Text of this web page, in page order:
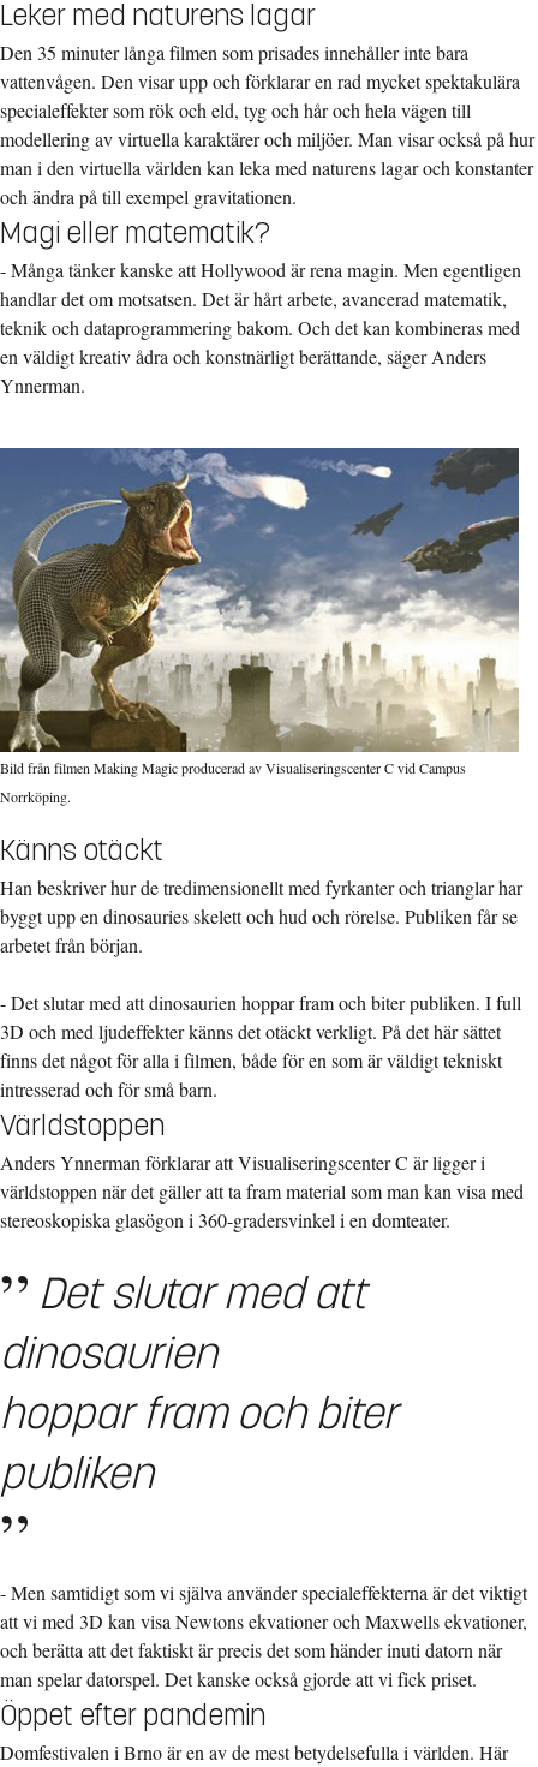
Leker med naturens lagar
Den 35 minuter långa filmen som prisades innehåller inte bara
vattenvågen. Den visar upp och förklarar en rad mycket spektakulära
specialeffekter som rök och eld, tyg och hår och hela vägen till
modellering av virtuella karaktärer och miljöer. Man visar också på hur
man i den virtuella världen kan leka med naturens lagar och konstanter
och ändra på till exempel gravitationen.
Magi eller matematik?
- Många tänker kanske att Hollywood är rena magin. Men egentligen
handlar det om motsatsen. Det är hårt arbete, avancerad matematik,
teknik och dataprogrammering bakom. Och det kan kombineras med
en väldigt kreativ ådra och konstnärligt berättande, säger Anders
Ynnerman.
Bild från filmen Making Magic producerad av Visualiseringscenter C vid Campus
Norrköping.
Känns otäckt
Han beskriver hur de tredimensionellt med fyrkanter och trianglar har
byggt upp en dinosauries skelett och hud och rörelse. Publiken får se
arbetet från början.
- Det slutar med att dinosaurien hoppar fram och biter publiken. I full
3D och med ljudeffekter känns det otäckt verkligt. På det här sättet
finns det något för alla i filmen, både för en som är väldigt tekniskt
intresserad och för små barn.
Världstoppen
Anders Ynnerman förklarar att Visualiseringscenter C är ligger i
världstoppen när det gäller att ta fram material som man kan visa med
stereoskopiska glasögon i 360-gradersvinkel i en domteater.
Det slutar med att
dinosaurien
hoppar fram och biter
publiken
- Men samtidigt som vi själva använder specialeffekterna är det viktigt
att vi med 3D kan visa Newtons ekvationer och Maxwells ekvationer,
och berätta att det faktiskt är precis det som händer inuti datorn när
man spelar datorspel. Det kanske också gjorde att vi fick priset.
Öppet efter pandemin
Domfestivalen i Brno är en av de mest betydelsefulla i världen. Här